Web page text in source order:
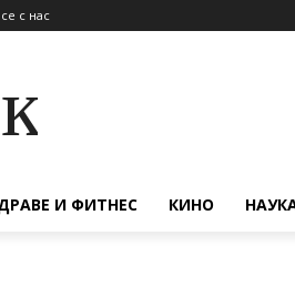
с нас
И ФИТНЕС КИНО